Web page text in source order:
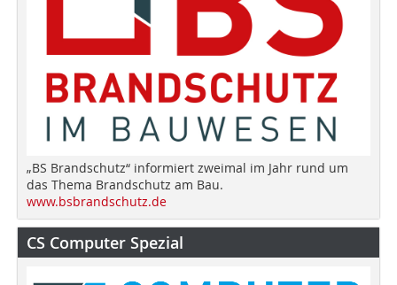
„BS Brandschutz“ informiert zweimal im Jahr rund um
das Thema Brandschutz am Bau.
www.bsbrandschutz.de
CS Computer Spezial